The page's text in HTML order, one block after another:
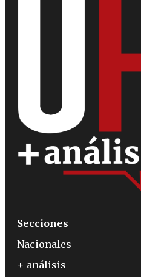
Secciones
Nacionales
+ análisis